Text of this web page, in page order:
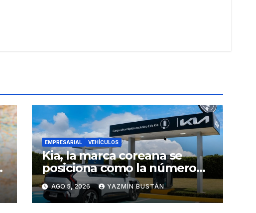
EMPRESARIAL VEHÍCULOS
Kia, la marca coreana se
posiciona como la número
uno en ventas de vehículos
eléctricos en Ecuador
durante julio
AGO 5, 2026 YAZMÍN BUSTÁN